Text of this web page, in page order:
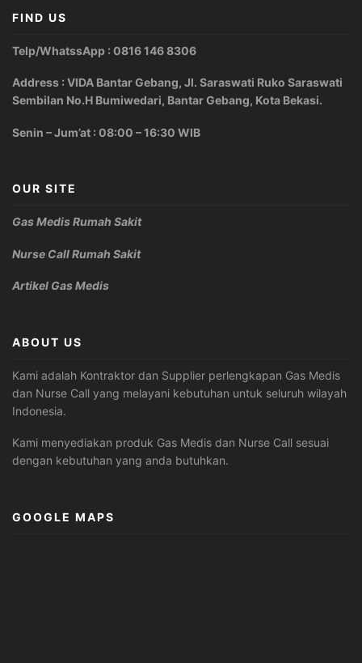
FIND US
Telp/WhatssApp : 0816 146 8306
Address : VIDA Bantar Gebang, Jl. Saraswati Ruko Saraswati
Sembilan No.H Bumiwedari, Bantar Gebang, Kota Bekasi.
Senin – Jum’at : 08:00 – 16:30 WIB
OUR SITE
Gas Medis Rumah Sakit
Nurse Call Rumah Sakit
Artikel Gas Medis
ABOUT US
Kami adalah Kontraktor dan Supplier perlengkapan Gas Medis
dan Nurse Call yang melayani kebutuhan untuk seluruh wilayah
Indonesia.
Kami menyediakan produk Gas Medis dan Nurse Call sesuai
dengan kebutuhan yang anda butuhkan.
GOOGLE MAPS